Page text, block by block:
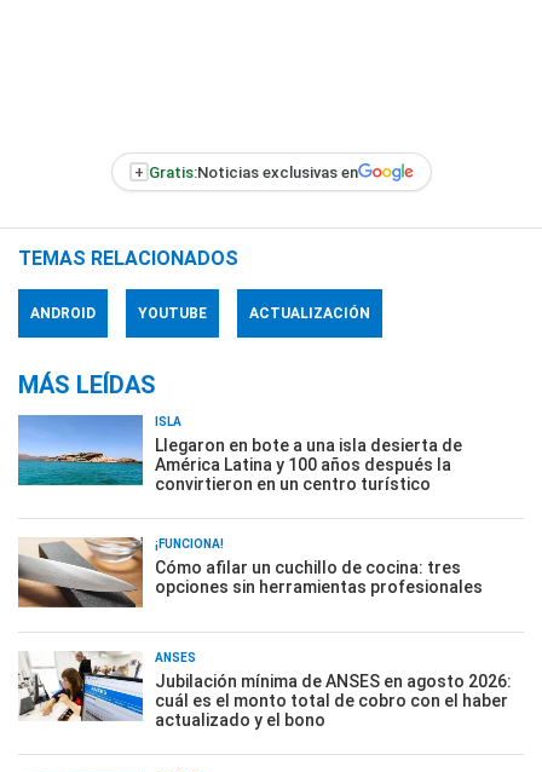
+ Gratis:Noticias exclusivas en
TEMAS RELACIONADOS
ANDROID YOUTUBE ACTUALIZACIÓN
MÁS LEÍDAS
ISLA
Llegaron en bote a una isla desierta de
América Latina y 100 años después la
convirtieron en un centro turístico
¡FUNCIONA!
Cómo afilar un cuchillo de cocina: tres
opciones sin herramientas profesionales
ANSES
Jubilación mínima de ANSES en agosto 2026:
cuál es el monto total de cobro con el haber
actualizado y el bono